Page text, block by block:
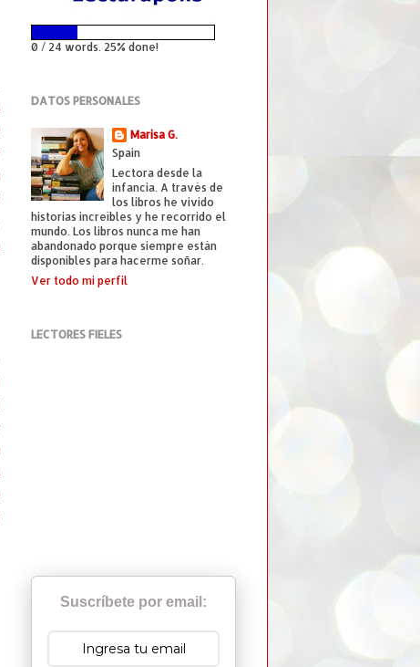
0 / 24 words. 25% done!
DATOS PERSONALES
Marisa G.
Spain
Lectora desde la
infancia. A través de
los libros he vivido
historias increíbles y he recorrido el
mundo. Los libros nunca me han
abandonado porque siempre están
disponibles para hacerme soñar.
Ver todo mi perfil
LECTORES FIELES
Suscríbete por email: